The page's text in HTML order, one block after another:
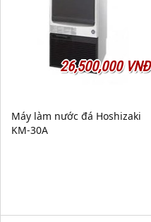
26,500,000 VNĐ
Máy làm nước đá Hoshizaki
KM-30A